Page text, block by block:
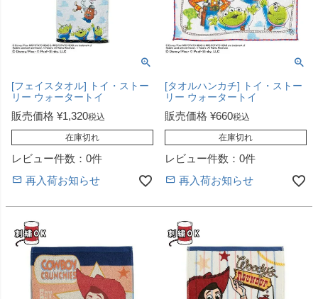
[フェイスタオル] トイ・ストー
リー ウォータートイ
販売価格 ¥1,320税込
在庫切れ
レビュー件数：0件
再入荷お知らせ
[タオルハンカチ] トイ・ストー
リー ウォータートイ
販売価格 ¥660税込
在庫切れ
レビュー件数：0件
再入荷お知らせ